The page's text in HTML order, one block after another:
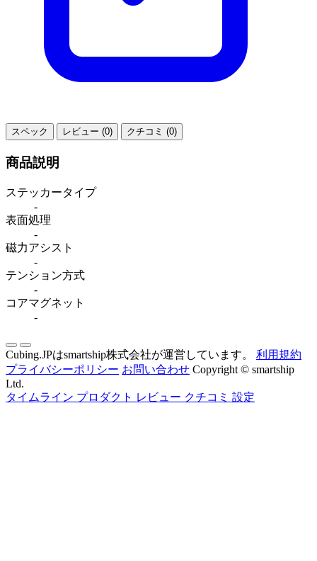
スペック レビュー (0) クチコミ (0)
商品説明
ステッカータイプ
-
表面処理
-
磁力アシスト
-
テンション方式
-
コアマグネット
-
Cubing.JPはsmartship株式会社が運営しています。
利用規約
プライバシーポリシー お問い合わせ Copyright © smartship
Ltd.
タイムライン プロダクト レビュー クチコミ 設定